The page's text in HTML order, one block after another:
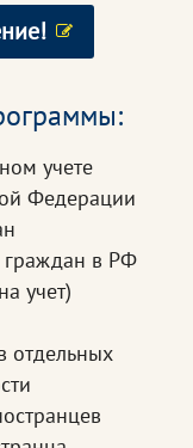
учете
Федерации
граждан в РФ
учет)
отдельных